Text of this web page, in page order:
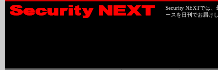
Security NEXTでは
ースを日刊でお届け